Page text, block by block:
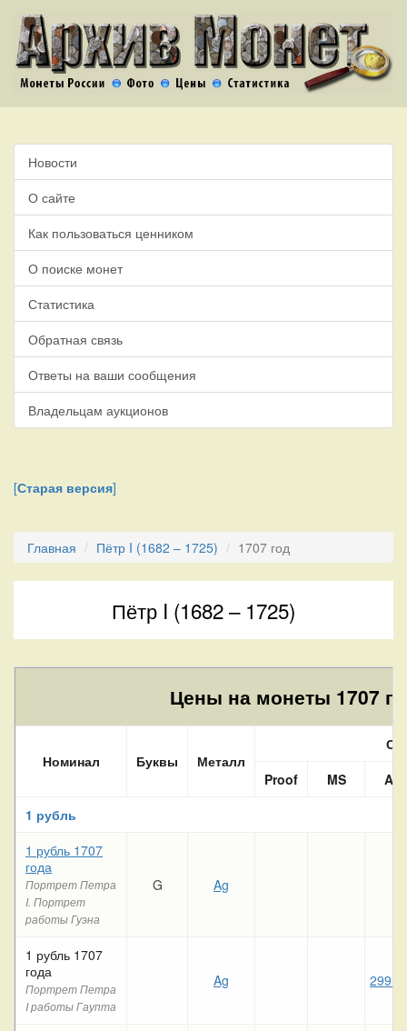
Новости
О сайте
Как пользоваться ценником
О поиске монет
Статистика
Обратная связь
Ответы на ваши сообщения
Владельцам аукционов
[Старая версия]
Главная Пётр I (1682 – 1725) 1707 год
Пётр I (1682 – 1725)
Цены на монеты 1707
Номинал Буквы Металл
Proof
MS
AU
1 рубль
1 рубль 1707
года
Портрет Петра
I. Портрет
работы Гуэна
G Ag
1 рубль 1707
года
Портрет Петра
I работы Гаупта
Ag 299